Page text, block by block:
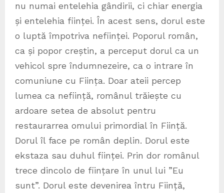
nu numai entelehia gândirii, ci chiar energia
și entelehia ființei. În acest sens, dorul este
o luptă împotriva neființei. Poporul român,
ca și popor creștin, a perceput dorul ca un
vehicol spre îndumnezeire, ca o intrare în
comuniune cu Ființa. Doar ateii percep
lumea ca neființă, românul trăiește cu
ardoare setea de absolut pentru
restaurarrea omului primordial în Ființă.
Dorul îl face pe român deplin. Dorul este
ekstaza sau duhul ființei. Prin dor românul
trece dincolo de ființare în unul lui ”Eu
sunt”. Dorul este devenirea întru Ființă,